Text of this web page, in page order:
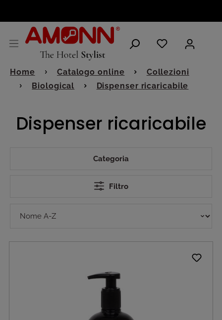
Home Catalogo online
Collezioni
Biological
Dispenser ricaricabile
Dispenser ricaricabile
Categoria
Filtro